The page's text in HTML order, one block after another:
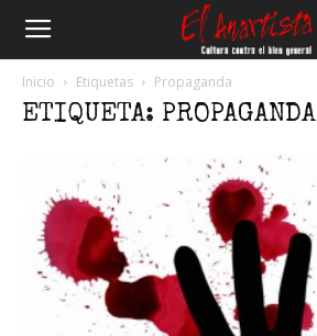
Inicio Etiquetas Propaganda
ETIQUETA: PROPAGANDA